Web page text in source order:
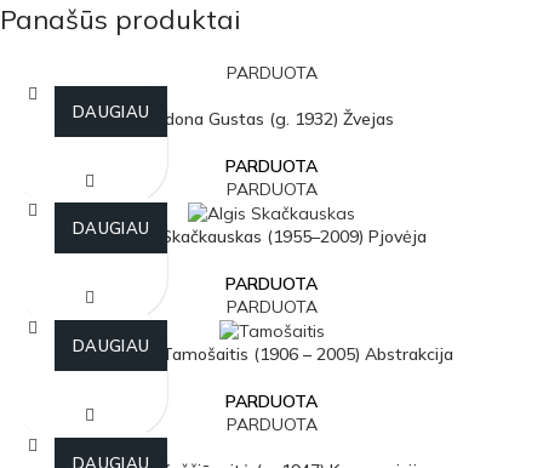
Panašūs produktai
PARDUOTA
Aldona Gustas (g. 1932) Žvejas
PARDUOTA
DAUGIAU
PARDUOTA
Algis Skačkauskas (1955–2009) Pjovėja
PARDUOTA
DAUGIAU
PARDUOTA
Antanas Tamošaitis (1906 – 2005) Abstrakcija
PARDUOTA
DAUGIAU
PARDUOTA
DAUGIAU